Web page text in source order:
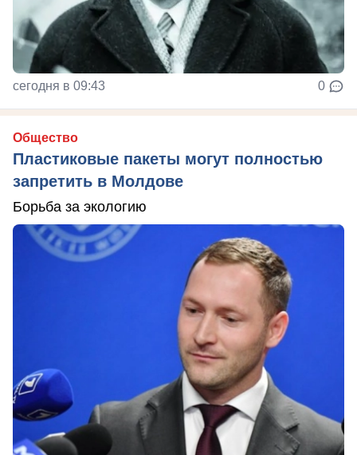
сегодня в 09:43 0
Общество
Пластиковые пакеты могут полностью
запретить в Молдове
Борьба за экологию